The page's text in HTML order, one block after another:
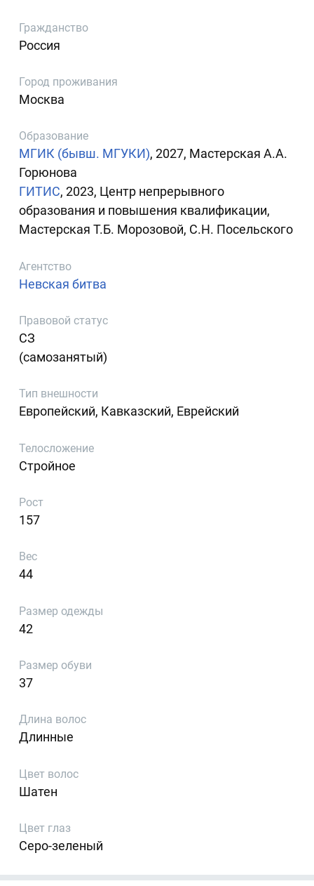
Гражданство
Россия
Город проживания
Москва
Образование
МГИК (бывш. МГУКИ), 2027, Мастерская А.А.
Горюнова
ГИТИС, 2023, Центр непрерывного
образования и повышения квалификации,
Мастерская Т.Б. Морозовой, С.Н. Посельского
Агентство
Невская битва
Правовой статус
СЗ
(самозанятый)
Тип внешности
Европейский, Кавказский, Еврейский
Телосложение
Стройное
Рост
157
Вес
44
Размер одежды
42
Размер обуви
37
Длина волос
Длинные
Цвет волос
Шатен
Цвет глаз
Серо-зеленый